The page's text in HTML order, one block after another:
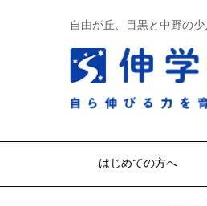
自由が丘、目黒と中野の
はじめての方へ